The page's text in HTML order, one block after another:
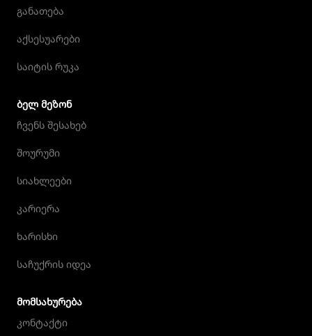
განათება
აქსესუარები
საიტის რუკა
ᲑᲔᲚ ᲛᲔᲖᲝᲜ
ჩვენს შესახებ
შოურუმი
სიახლეები
კარიერა
ხარისხი
საჩუქრის იდეა
ᲛᲝᲛᲡᲐᲮᲣᲠᲔᲑᲐ
კონტაქტი